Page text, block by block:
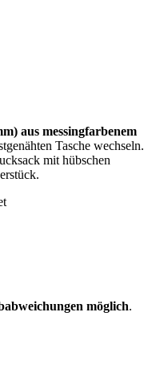
aus messingfarbenem
Tasche wechseln.
mit hübschen
möglich.